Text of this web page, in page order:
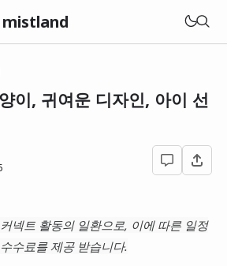
mistland
이, 귀여운 디자인, 아이 선
넥트 활동의 일환으로, 이에 따른 일정
수료를 제공 받습니다.